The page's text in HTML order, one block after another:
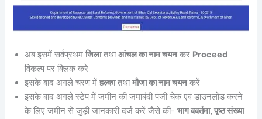
अब इसमें सर्वप्रथमजिलातथाआंचल का नाम चयनकर Proceed
विकल्प पर क्लिक करे
इसके बाद अगले चरण मेंहल्कातथामौजा का नाम चयनकरें
इसके बाद अगले स्टेप में जमीन की जमाबंदी पंजी चेक एवं डाउनलोड करने
के लिए जमीन से जुड़ी जानकारी दर्ज करें जैसे की-भाग ववर्तमा, पृष्ठ संख्या